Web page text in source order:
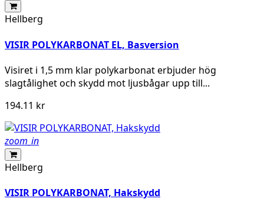
Hellberg
VISIR POLYKARBONAT EL, Basversion
Visiret i 1,5 mm klar polykarbonat erbjuder hög
slagtålighet och skydd mot ljusbågar upp till...
194.11 kr
zoom_in
Hellberg
VISIR POLYKARBONAT, Hakskydd